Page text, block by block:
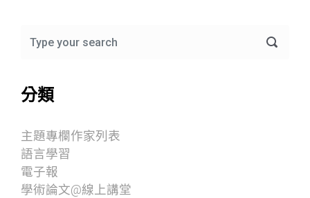
分類
主題專欄作家列表
語言學習
電子報
學術論文@線上講堂